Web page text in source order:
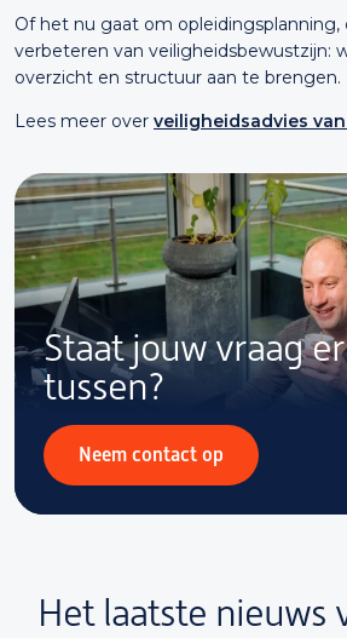
Staat jouw vraag
tussen?
Neem contact op
Of het nu gaat om
verbeteren van veiligheidsbewustzijn:
overzicht en structuur aan te brengen.
Lees meer over veiligheidsadvies
Het laatste nieuws